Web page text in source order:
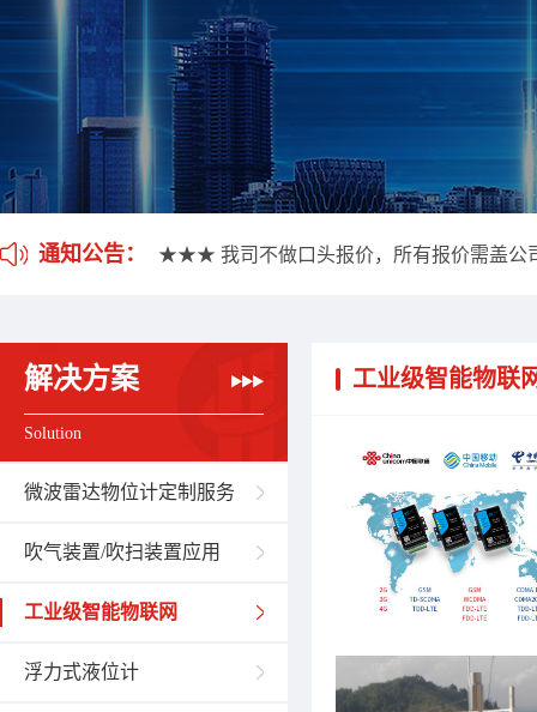
通知公告：
★★★ 我司不做口头报价，所有报价需盖公
★★★ 应客户要求，我司开通雷达液位计维
★★★ 我司不做口头报价，所有报价需盖公
解决方案
Solution
微波雷达物位计定制服务
吹气装置/吹扫装置应用
工业级智能物联网
浮力式液位计
工业级智能物联